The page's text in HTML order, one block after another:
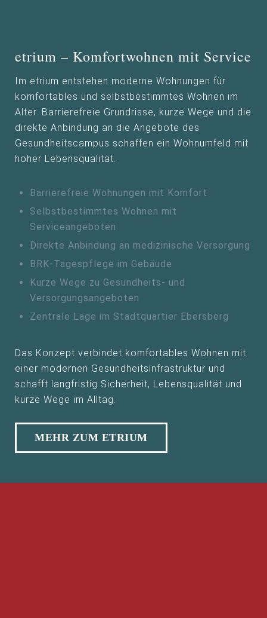
etrium – Komfortwohnen mit Service
Im etrium entstehen moderne Wohnungen für
komfortables und selbstbestimmtes Wohnen im
Alter. Barrierefreie Grundrisse, kurze Wege und die
direkte Anbindung an die Angebote des
Gesundheitscampus schaffen ein Wohnumfeld mit
hoher Lebensqualität.
Barrierefreie Wohnungen mit Komfort
Selbstbestimmtes Wohnen mit
Serviceangeboten
Direkte Anbindung an medizinische Versorgung
BRK-Tagespflege im Gebäude
Kurze Wege zu Gesundheits- und
Versorgungsangeboten
Zentrale Lage im Stadtquartier Ebersberg
Das Konzept verbindet komfortables Wohnen mit
einer modernen Gesundheitsinfrastruktur und
schafft langfristig Sicherheit, Lebensqualität und
kurze Wege im Alltag.
MEHR ZUM ETRIUM